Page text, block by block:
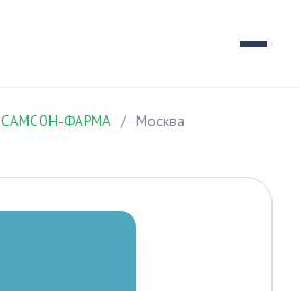
САМСОН-ФАРМА / Москва